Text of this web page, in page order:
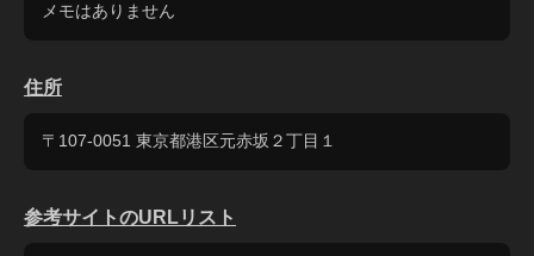
メモはありません
住所
〒107-0051 東京都港区元赤坂２丁目１
参考サイトのURLリスト